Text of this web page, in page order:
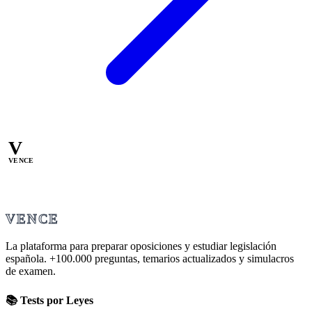
V
VENCE
VENCE
La plataforma para preparar oposiciones y estudiar legislación
española. +100.000 preguntas, temarios actualizados y simulacros
de examen.
📚 Tests por Leyes